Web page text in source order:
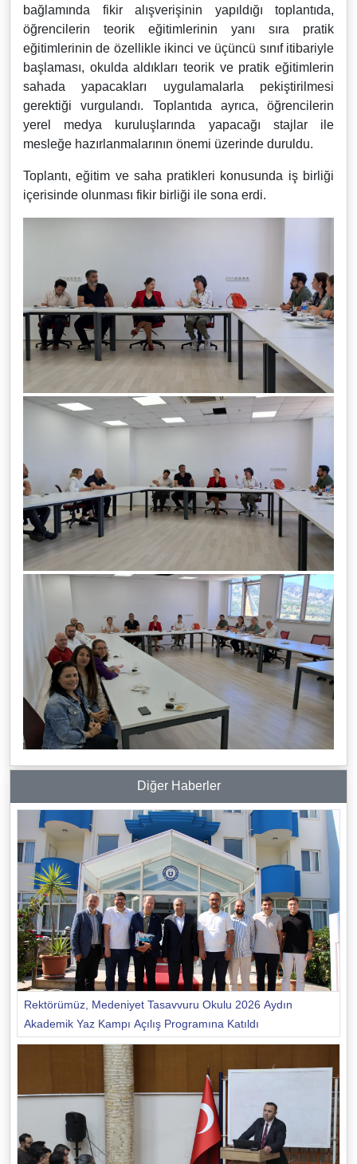
bağlamında fikir alışverişinin yapıldığı toplantıda,
öğrencilerin teorik eğitimlerinin yanı sıra pratik
eğitimlerinin de özellikle ikinci ve üçüncü sınıf itibariyle
başlaması, okulda aldıkları teorik ve pratik eğitimlerin
sahada yapacakları uygulamalarla pekiştirilmesi
gerektiği vurgulandı. Toplantıda ayrıca, öğrencilerin
yerel medya kuruluşlarında yapacağı stajlar ile
mesleğe hazırlanmalarının önemi üzerinde duruldu.
Toplantı, eğitim ve saha pratikleri konusunda iş birliği
içerisinde olunması fikir birliği ile sona erdi.
Diğer Haberler
Rektörümüz, Medeniyet Tasavvuru Okulu 2026 Aydın
Akademik Yaz Kampı Açılış Programına Katıldı